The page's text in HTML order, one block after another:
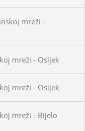
mreži -
mreži - Osijek
mreži - Osijek
mreži - Bijelo